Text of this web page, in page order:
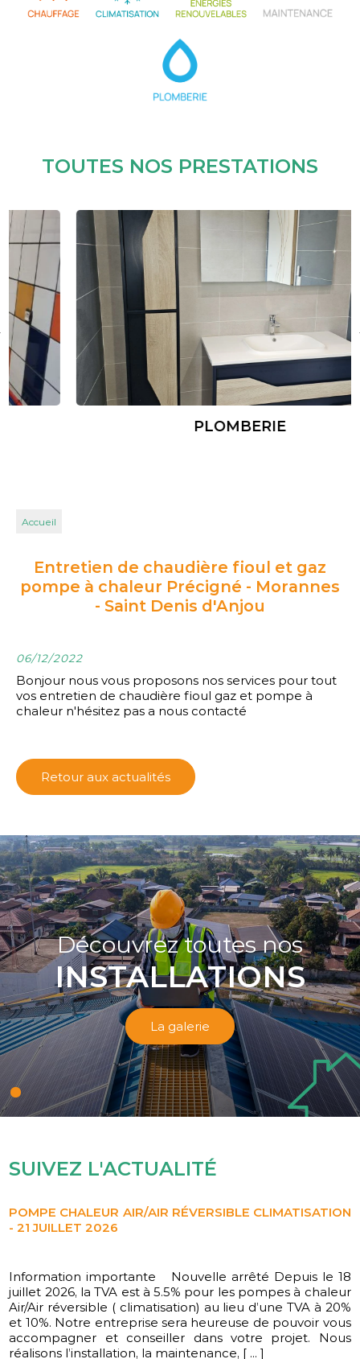
TOUTES NOS PRESTATIONS
PLOMBERIE
Accueil
Entretien de chaudière fioul et gaz
pompe à chaleur Précigné - Morannes
- Saint Denis d'Anjou
06/12/2022
Bonjour nous vous proposons nos services pour tout
vos entretien de chaudière fioul gaz et pompe à
chaleur n'hésitez pas a nous contacté
Retour aux actualités
Découvrez toutes nos
INSTALLATIONS
La galerie
SUIVEZ L'ACTUALITÉ
POMPE CHALEUR AIR/AIR RÉVERSIBLE CLIMATISATION
- 21 JUILLET 2026
Information importante Nouvelle arrêté Depuis le 18
juillet 2026, la TVA est à 5.5% pour les pompes à chaleur
Air/Air réversible ( climatisation) au lieu d’une TVA à 20%
et 10%. Notre entreprise sera heureuse de pouvoir vous
accompagner et conseiller dans votre projet. Nous
réalisons l’installation, la maintenance, [ ... ]
L'équipe CD ENERGIES vous souhaite une belle année
2026